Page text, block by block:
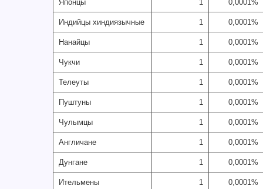
Японцы 1 0,0001%
Индийцы хиндиязычные 1 0,0001%
Нанайцы 1 0,0001%
Чукчи 1 0,0001%
Телеуты 1 0,0001%
Пуштуны 1 0,0001%
Чулымцы 1 0,0001%
Англичане 1 0,0001%
Дунгане 1 0,0001%
Ительмены 1 0,0001%